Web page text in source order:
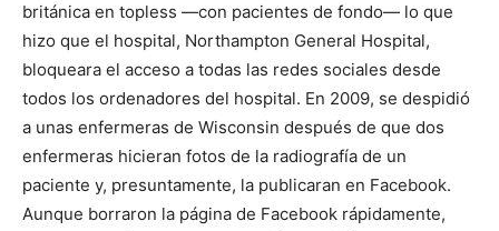
británica en topless —con pacientes de fondo— lo que
hizo que el hospital, Northampton General Hospital,
bloqueara el acceso a todas las redes sociales desde
todos los ordenadores del hospital. En 2009, se despidió
a unas enfermeras de Wisconsin después de que dos
enfermeras hicieran fotos de la radiografía de un
paciente y, presuntamente, la publicaran en Facebook.
Aunque borraron la página de Facebook rápidamente,